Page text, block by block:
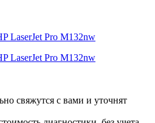
свяжутся с вами и уточнят